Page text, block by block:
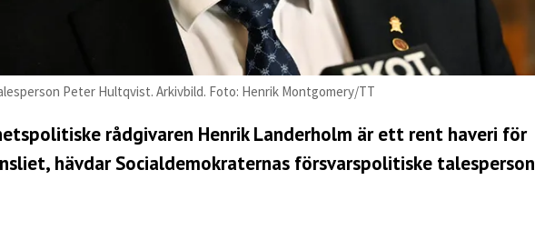
Peter Hultqvist. Arkivbild. Foto: Henrik Montgomery/TT
rådgivaren Henrik Landerholm är ett rent haveri för
hävdar Socialdemokraternas försvarspolitiske talesperson